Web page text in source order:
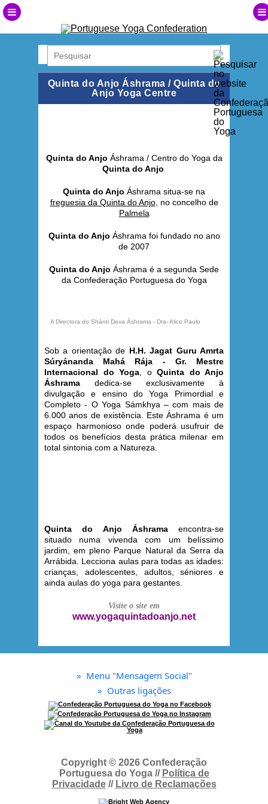
Quinta do Anjo Áshrama / Quinta do
Anjo Yoga Centre
Quinta do Anjo Áshrama / Centro do Yoga da
Quinta do Anjo
Quinta do Anjo Áshrama situa-se na
freguesia da Quinta do Anjo, no concelho de
Palmela
Quinta do Anjo Áshrama foi fundado no ano
de 2007
Quinta do Anjo Áshrama é a segunda Sede
da Confederação Portuguesa do Yoga
A Directora do Shánti Deva Áshrama - Dra- Alice Paulo
Sob a orientação de H.H. Jagat Guru Amrta
Súryánanda Mahá Rája - Gr. Mestre
Internacional do Yoga , o Quinta do Anjo
Áshrama dedica-se exclusivamente à
divulgação e ensino do Yoga Primordial e
Completo - O Yoga Sámkhya – com mais de
6.000 anos de existência. Este Áshrama é um
espaço harmonioso onde poderá usufruir de
todos os benefícios desta prática milenar em
total sintonia com a Natureza.
Quinta do Anjo Áshramaencontra-se
situado numa vivenda com um belíssimo
jardim, em pleno Parque Natural da Serra da
Arrábida. Lecciona aulas para todas as idades:
crianças, adolescentes, adultos, séniores e
ainda aulas do yoga para gestantes.
Visite o site em
www.yogaquintadoanjo.net
» Menu "Mensagem Social"
» Outras ligações
Copyright © 2026 Confederação
Portuguesa do Yoga // Política de
Privacidade// Livro de Reclamações